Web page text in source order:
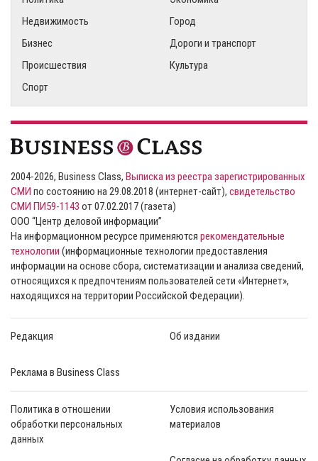
Недвижимость
Город
Бизнес
Дороги и транспорт
Происшествия
Культура
Спорт
2004-2026, Business Class, Выписка из реестра зарегистрированных
СМИ по состоянию на 29.08.2018 (интернет-сайт), свидетельство
СМИ ПИ59-1143 от 07.02.2017 (газета)
ООО “Центр деловой информации”
На информационном ресурсе применяются рекомендательные
технологии (информационные технологии предоставления
информации на основе сбора, систематизации и анализа сведений,
относящихся к предпочтениям пользователей сети «Интернет»,
находящихся на территории Российской Федерации).
Редакция Об издании
Реклама в Business Class
Политика в отношении
обработки персональных
данных
Условия использования
материалов